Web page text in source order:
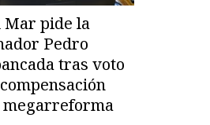
Mar pide la
Pedro
tras voto